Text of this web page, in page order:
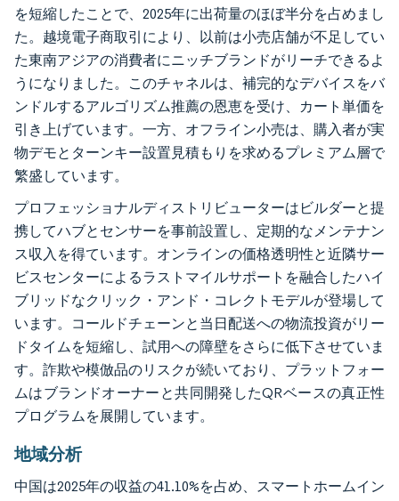
を短縮したことで、2025年に出荷量のほぼ半分を占めまし
た。越境電子商取引により、以前は小売店舗が不足してい
た東南アジアの消費者にニッチブランドがリーチできるよ
うになりました。このチャネルは、補完的なデバイスをバ
ンドルするアルゴリズム推薦の恩恵を受け、カート単価を
引き上げています。一方、オフライン小売は、購入者が実
物デモとターンキー設置見積もりを求めるプレミアム層で
繁盛しています。
プロフェッショナルディストリビューターはビルダーと提
携してハブとセンサーを事前設置し、定期的なメンテナン
ス収入を得ています。オンラインの価格透明性と近隣サー
ビスセンターによるラストマイルサポートを融合したハイ
ブリッドなクリック・アンド・コレクトモデルが登場して
います。コールドチェーンと当日配送への物流投資がリー
ドタイムを短縮し、試用への障壁をさらに低下させていま
す。詐欺や模倣品のリスクが続いており、プラットフォー
ムはブランドオーナーと共同開発したQRベースの真正性
プログラムを展開しています。
地域分析
中国は2025年の収益の41.10%を占め、スマートホームイン